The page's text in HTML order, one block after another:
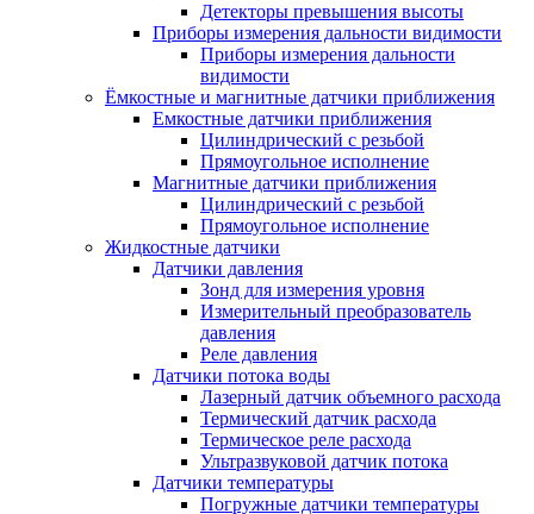
Детекторы превышения высоты
Приборы измерения дальности видимости
Приборы измерения дальности
видимости
Ёмкостные и магнитные датчики приближения
Емкостные датчики приближения
Цилиндрический с резьбой
Прямоугольное исполнение
Магнитные датчики приближения
Цилиндрический с резьбой
Прямоугольное исполнение
Жидкостные датчики
Датчики давления
Зонд для измерения уровня
Измерительный преобразователь
давления
Реле давления
Датчики потока воды
Лазерный датчик объемного расхода
Термический датчик расхода
Термическое реле расхода
Ультразвуковой датчик потока
Датчики температуры
Погружные датчики температуры